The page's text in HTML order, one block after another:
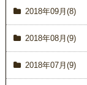
2018年09月(8)
2018年08月(9)
2018年07月(9)